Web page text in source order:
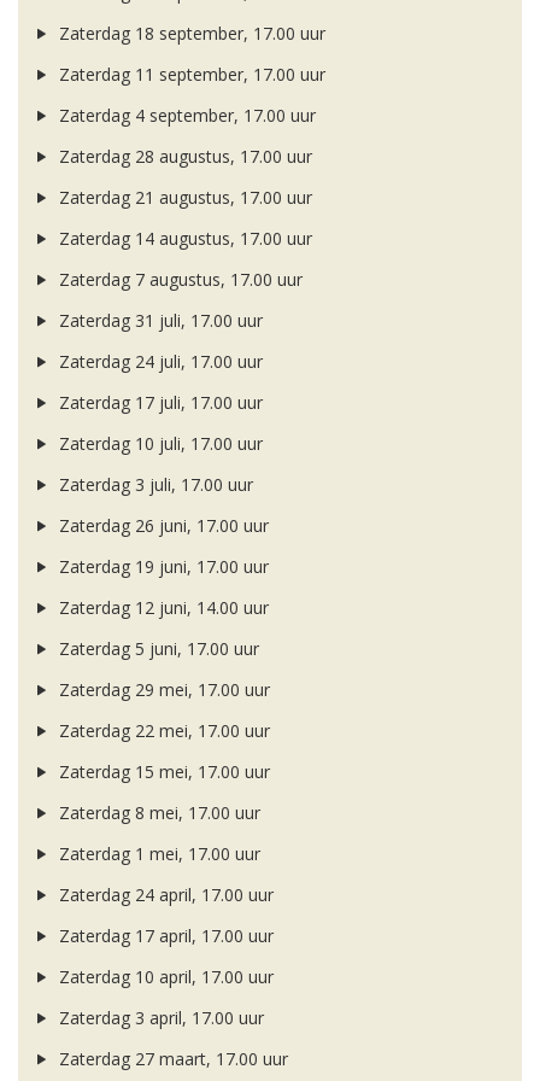
Zaterdag 18 september, 17.00 uur
Zaterdag 11 september, 17.00 uur
Zaterdag 4 september, 17.00 uur
Zaterdag 28 augustus, 17.00 uur
Zaterdag 21 augustus, 17.00 uur
Zaterdag 14 augustus, 17.00 uur
Zaterdag 7 augustus, 17.00 uur
Zaterdag 31 juli, 17.00 uur
Zaterdag 24 juli, 17.00 uur
Zaterdag 17 juli, 17.00 uur
Zaterdag 10 juli, 17.00 uur
Zaterdag 3 juli, 17.00 uur
Zaterdag 26 juni, 17.00 uur
Zaterdag 19 juni, 17.00 uur
Zaterdag 12 juni, 14.00 uur
Zaterdag 5 juni, 17.00 uur
Zaterdag 29 mei, 17.00 uur
Zaterdag 22 mei, 17.00 uur
Zaterdag 15 mei, 17.00 uur
Zaterdag 8 mei, 17.00 uur
Zaterdag 1 mei, 17.00 uur
Zaterdag 24 april, 17.00 uur
Zaterdag 17 april, 17.00 uur
Zaterdag 10 april, 17.00 uur
Zaterdag 3 april, 17.00 uur
Zaterdag 27 maart, 17.00 uur